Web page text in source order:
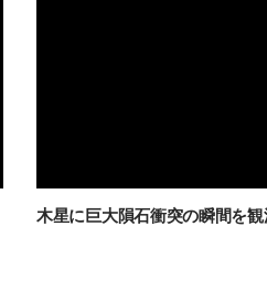
木星に巨大隕石衝突の瞬間を